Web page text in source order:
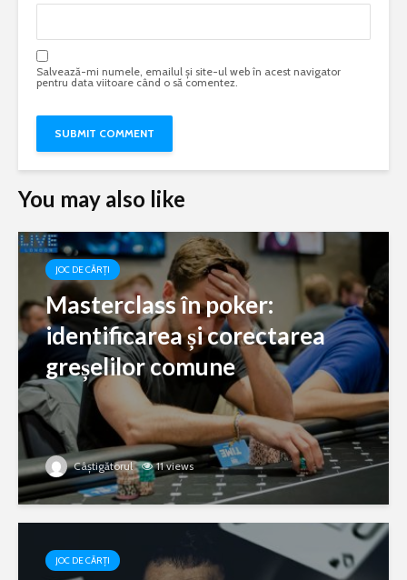
Salvează-mi numele, emailul și site-ul web în acest navigator
pentru data viitoare când o să comentez.
You may also like
JOC DE CĂRȚI
Masterclass în poker:
identificarea și corectarea
greșelilor comune
Câștigătorul 11 views
JOC DE CĂRȚI